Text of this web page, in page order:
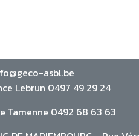
asbl.be
Lebrun 0497 49 29 24
Tamenne 0492 68 63 63